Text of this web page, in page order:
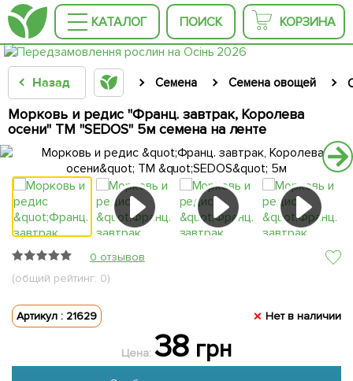
КАТАЛОГ ПОИСК КОРЗИНА
Назад Семена Семена овощей
Морковь и редис "Франц. завтрак, Королева
осени" ТМ "SEDOS" 5м семена на ленте
0 отзывов
(общий рейтинг: 0)
Артикул : 21629 Нет в наличии
Цена: 38 грн